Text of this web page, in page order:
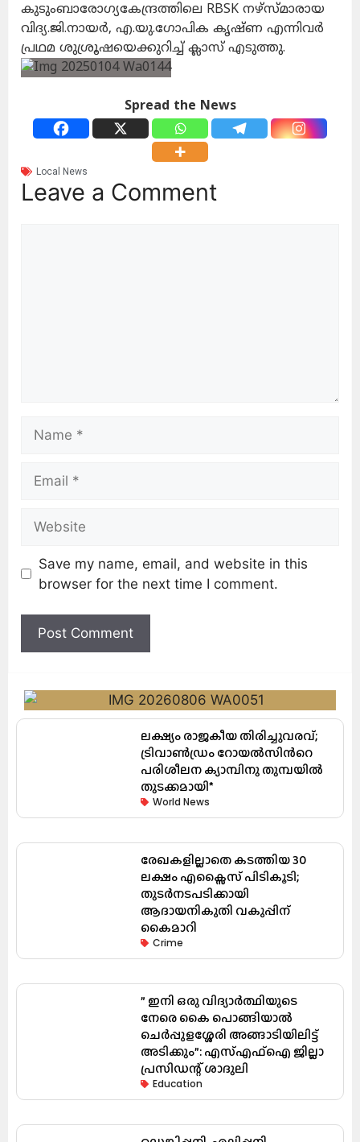
കുടുംബാരോഗ്യകേന്ദ്രത്തിലെ RBSK നഴ്സ്മാരായ
വിദ്യ.ജി.നായർ, എ.യു.ഗോപിക കൃഷ്ണ എന്നിവർ
പ്രഥമ ശുശ്രൂഷയെക്കുറിച്ച് ക്ലാസ് എടുത്തു.
Spread the News
Local News
Leave a Comment
Save my name, email, and website in this
browser for the next time I comment.
ലക്ഷ്യം രാജകീയ തിരിച്ചുവരവ്;
ട്രിവാൺഡ്രം റോയൽസിന്‍റെ
പരിശീലന ക്യാമ്പിനു തുമ്പയില്‍
തുടക്കമായി*
World News
രേഖകളില്ലാതെ കടത്തിയ ₹30
ലക്ഷം എക്സൈസ് പിടികൂടി;
തുടർനടപടിക്കായി
ആദായനികുതി വകുപ്പിന്
കൈമാറി
Crime
” ഇനി ഒരു വിദ്യാർത്ഥിയുടെ
നേരെ കൈ പൊങ്ങിയാൽ
ചെർപ്പുളശ്ശേരി അങ്ങാടിയിലിട്ട്
അടിക്കും”: എസ്എഫ്ഐ ജില്ലാ
പ്രസിഡന്റ് ശാദുലി
Education